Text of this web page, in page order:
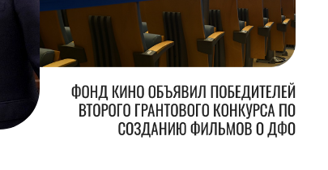
ФОНД КИНО ОБЪЯВИЛ ПОБЕДИТЕЛЕЙ
ВТОРОГО ГРАНТОВОГО КОНКУРСА ПО
СОЗДАНИЮ ФИЛЬМОВ О ДФО